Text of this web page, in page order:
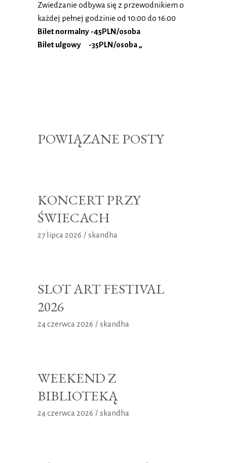
Zwiedzanie odbywa się z przewodnikiem o
każdej pełnej godzinie od 10:00 do 16:00
Bilet normalny -45PLN/osoba
Bilet ulgowy -35PLN/osoba „
POWIĄZANE POSTY
KONCERT PRZY
ŚWIECACH
27 lipca 2026 skandha
SLOT ART FESTIVAL
2026
24 czerwca 2026 skandha
WEEKEND Z
BIBLIOTEKĄ
24 czerwca 2026 skandha